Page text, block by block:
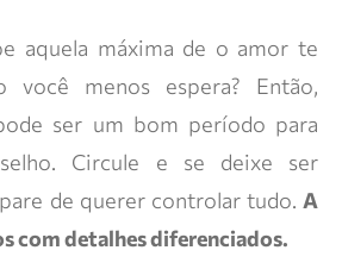
aquela máxima de o amor te
você menos espera? Então,
ser um bom período para
Circule e se deixe ser
de querer controlar tudo. A
com detalhes diferenciados.